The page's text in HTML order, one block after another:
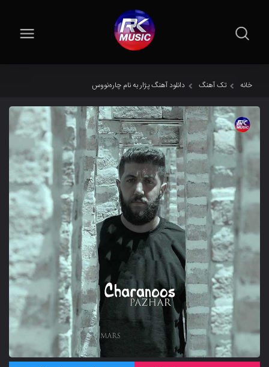
خانه تک آهنگ دانلود آهنگ پژار به نام چارەنووس